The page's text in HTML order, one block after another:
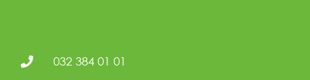
032 384 01 01